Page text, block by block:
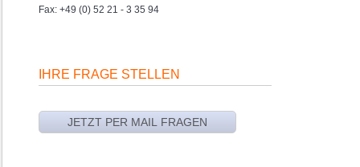
Fax: +49 (0) 52 21 - 3 35 94
IHRE FRAGE STELLEN